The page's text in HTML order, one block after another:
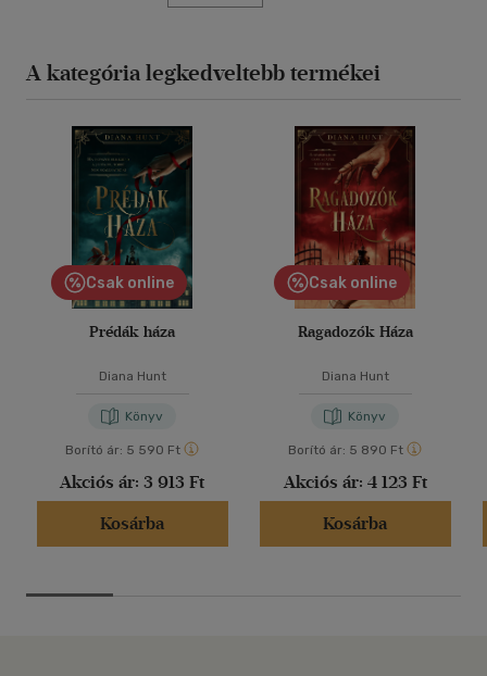
A kategória legkedveltebb termékei
Csak online
Prédák háza
Diana Hunt
Könyv
Borító ár: 5 590 Ft
Akciós ár: 3 913 Ft
Kosárba
Csak online
Ragadozók Háza
Diana Hunt
Könyv
Borító ár: 5 890 Ft
Akciós ár: 4 123 Ft
Kosárba